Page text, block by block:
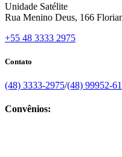
Unidade Satélite
Rua Menino Deus, 166
+55 48 3333 2975
Contato
(48) 3333-2975/(48) 99952-
Convênios: